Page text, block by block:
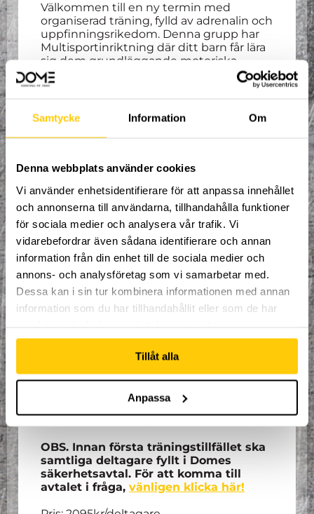
Samtycke Information Om
Denna webbplats använder cookies
Vi använder enhetsidentifierare för att anpassa innehållet
och annonserna till användarna, tillhandahålla funktioner
för sociala medier och analysera vår trafik. Vi
vidarebefordrar även sådana identifierare och annan
information från din enhet till de sociala medier och
annons- och analysföretag som vi samarbetar med.
Dessa kan i sin tur kombinera informationen med annan
information som du har tillhandahållit eller som de har
Tillåt alla
Anpassa
Välkommen till en ny termin med
organiserad träning, fylld av adrenalin och
uppfinningsrikedom. Denna grupp har
Multisportinriktning där ditt barn får lära
sig dem grundläggande motoriska
övningarna inom bland annat gymnastik,
parkour, trampolin och ett flertal
befinna dig i vårat café under hela
träningen samt vara behjälplig vid behov.
Spontanitet, glädje och kamratskap är
Träning varjemåndag 18:00-19:00.
Höstterminen pågår från 2:e
september vecka 36 till och med 15:e
december vecka 50
. Uppehåll vecka 44
för höstlov. Gemensam avslutning för
samtliga grupper torsdagen 19:e
december.
OBS. Åldern i Dome Academys grupper
fungerar som riktlinje. Inte något man
För alla som går på träningarna så ingår
timmes entré varje veckasom
deltagaren ska/kan nyttja direkt efter
träningen. Denna entré går inte att
OBS. Innan första träningstillfället ska
samtliga deltagare fyllt i Domes
säkerhetsavtal. För att komma till
avtalet i fråga, vänligen klicka här!